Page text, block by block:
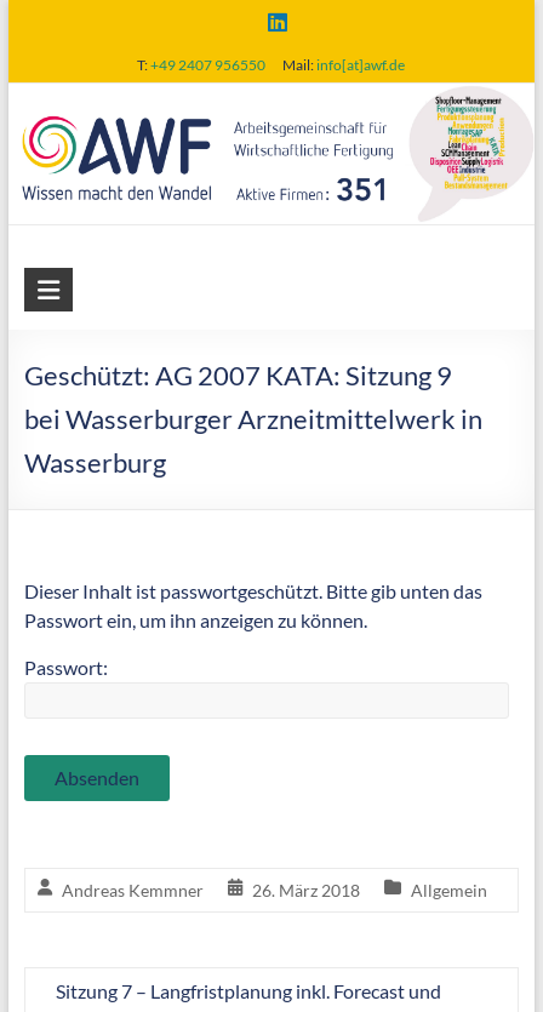
content
T:+49 2407 956550 Mail:info[at]awf.de
AWF
wirtschaftliche
Fertigung
Geschützt: AG 2007 KATA: Sitzung 9
bei Wasserburger Arzneitmittelwerk in
Wasserburg
Dieser Inhalt ist passwortgeschützt. Bitte gib unten das
Passwort ein, um ihn anzeigen zu können.
Passwort:
Andreas Kemmner 26. März 2018 Allgemein
Sitzung 7 – Langfristplanung inkl. Forecast und